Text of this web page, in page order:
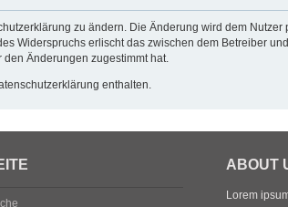
zu ändern. Die Änderung wird dem Nutzer
Widerspruchs erlischt das zwischen dem Betreiber
Änderungen zugestimmt hat.
enthalten.
ABOUT
Lorem